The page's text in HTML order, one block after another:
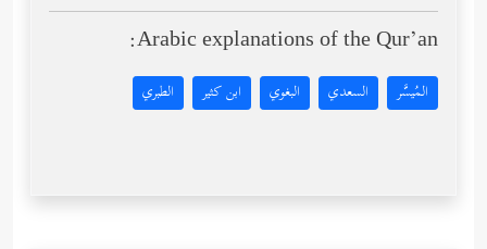
Arabic explanations of the Qur’an:
المُيسَّر السعدي البغوي ابن كثير الطبري